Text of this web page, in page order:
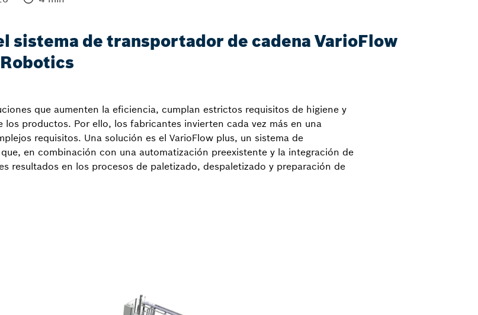
sistema de transportador de cadena VarioFlow
que aumenten la eficiencia, cumplan estrictos requisitos de higiene y
productos. Por ello, los fabricantes invierten cada vez más en una
requisitos. Una solución es el VarioFlow plus, un sistema de
en combinación con una automatización preexistente y la integración de
resultados en los procesos de paletizado, despaletizado y preparación de